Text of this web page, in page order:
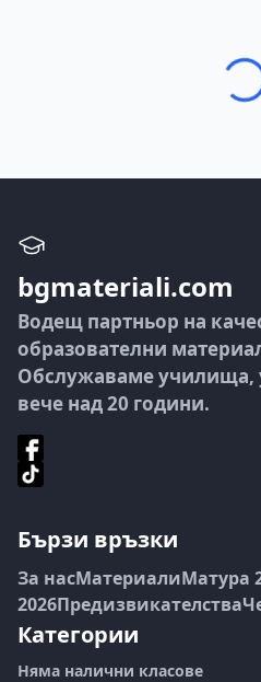
bgmateriali.com
Водещ партньор на
образователни
Обслужаваме училища,
вече над 20 години.
Бързи връзки
За насМатериалиМатура
2026Предизвикателства
Категории
Няма налични класове